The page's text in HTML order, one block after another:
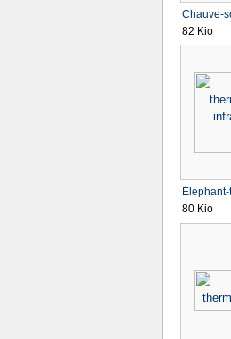
Chauve-
82 Kio
80 Kio